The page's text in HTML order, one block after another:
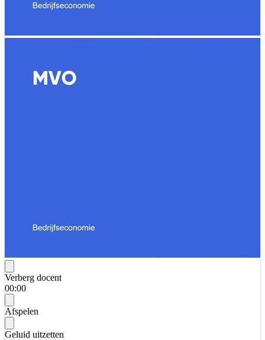
Verberg docent
00:00
Afspelen
Geluid uitzetten